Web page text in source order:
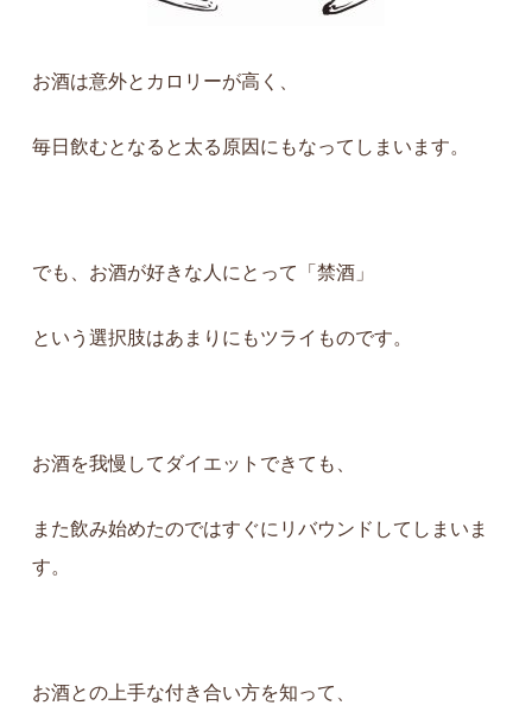
お酒は意外とカロリーが高く、
毎日飲むとなると太る原因にもなってしまいます。
でも、お酒が好きな人にとって「禁酒」
という選択肢はあまりにもツライものです。
お酒を我慢してダイエットできても、
また飲み始めたのではすぐにリバウンド してしまいま
す。
お酒との上手な付き合い方を知って、